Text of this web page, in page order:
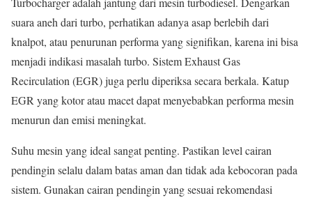
suara aneh dari turbo, perhatikan adanya asap berlebih dari
knalpot, atau penurunan performa yang signifikan, karena ini bisa
menjadi indikasi masalah turbo. Sistem Exhaust Gas
Recirculation (EGR) juga perlu diperiksa secara berkala. Katup
EGR yang kotor atau macet dapat menyebabkan performa mesin
menurun dan emisi meningkat.
Suhu mesin yang ideal sangat penting. Pastikan level cairan
pendingin selalu dalam batas aman dan tidak ada kebocoran pada
sistem. Gunakan cairan pendingin yang sesuai rekomendasi